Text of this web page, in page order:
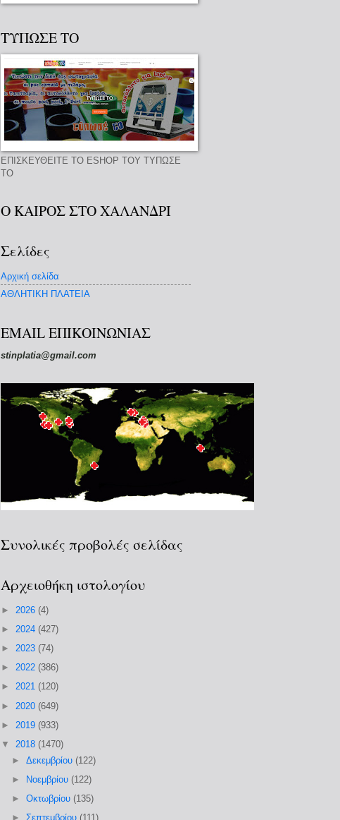
ΤΥΠΩΣΕ ΤΟ
ΕΠΙΣΚΕΥΘΕΙΤΕ ΤΟ ESHOP ΤΟΥ ΤΥΠΩΣΕ
ΤΟ
Ο ΚΑΙΡΟΣ ΣΤΟ ΧΑΛΑΝΔΡΙ
Σελίδες
Αρχική σελίδα
ΑΘΛΗΤΙΚΗ ΠΛΑΤΕΙΑ
EMAIL ΕΠΙΚΟΙΝΩΝΙΑΣ
stinplatia@gmail.com
Συνολικές προβολές σελίδας
Αρχειοθήκη ιστολογίου
► 2026 (4)
► 2024 (427)
► 2023 (74)
► 2022 (386)
► 2021 (120)
► 2020 (649)
► 2019 (933)
▼ 2018 (1470)
►Δεκεμβρίου (122)
►
Νοεμβρίου (122)
►Οκτωβρίου (135)
►Σεπτεμβρίου (111)